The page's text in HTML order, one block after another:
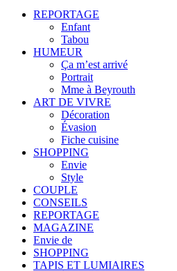
REPORTAGE
Enfant
Tabou
HUMEUR
Ça m’est arrivé
Portrait
Mme à Beyrouth
ART DE VIVRE
Décoration
Évasion
Fiche cuisine
SHOPPING
Envie
Style
COUPLE
CONSEILS
REPORTAGE
MAGAZINE
Envie de
SHOPPING
TAPIS ET LUMIAIRES